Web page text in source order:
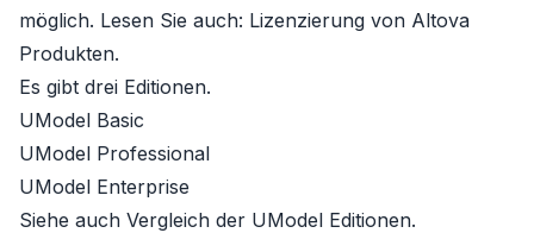
möglich. Lesen Sie auch: Lizenzierung von Altova
Produkten.
Es gibt drei Editionen.
UModel Basic
UModel Professional
UModel Enterprise
Siehe auch Vergleich der UModel Editionen.